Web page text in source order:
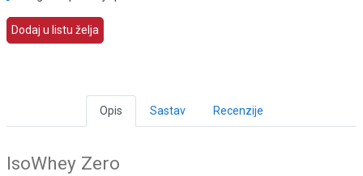
Dodaj u listu želja
Opis Sastav Recenzije
IsoWhey Zero